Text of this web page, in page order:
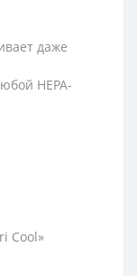
даже
HEPA-
Cool»